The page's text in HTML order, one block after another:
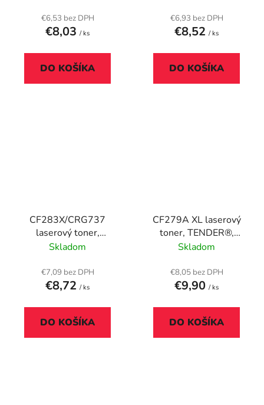
€6,53 bez DPH
€8,03 / ks
DO KOŠÍKA
€6,93 bez DPH
€8,52 / ks
DO KOŠÍKA
CF283X/CRG737
laserový toner,
TENDER®, čierna, 2,4k
Skladom
€7,09 bez DPH
€8,72 / ks
DO KOŠÍKA
CF279A XL laserový
toner, TENDER®,
čierna, 2k
Skladom
€8,05 bez DPH
€9,90 / ks
DO KOŠÍKA